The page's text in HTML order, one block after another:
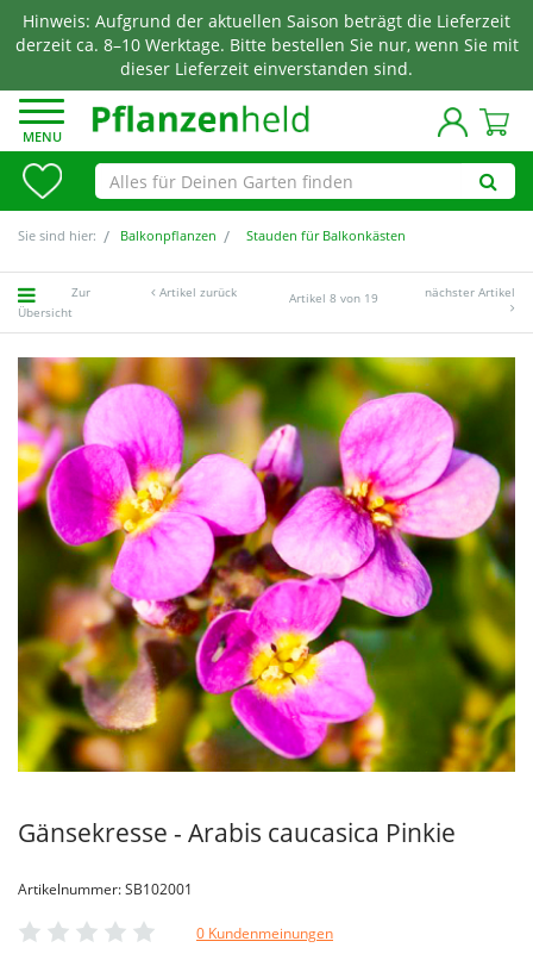
Hinweis: Aufgrund der aktuellen Saison beträgt die Lieferzeit
derzeit ca. 8–10 Werktage. Bitte bestellen Sie nur, wenn Sie mit
dieser Lieferzeit einverstanden sind.
MENU
Sie sind hier: Balkonpflanzen Stauden für Balkonkästen
Zur
Übersicht
Artikel zurück Artikel 8 von 19 nächster Artikel
Gänsekresse - Arabis caucasica Pinkie
Artikelnummer: SB102001
0 Kundenmeinungen